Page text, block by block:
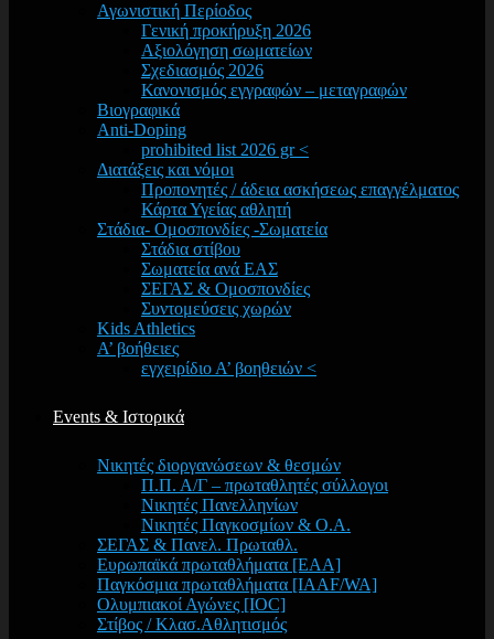
Αγωνιστική Περίοδος
Γενική προκήρυξη 2026
Αξιολόγηση σωματείων
Σχεδιασμός 2026
Κανονισμός εγγραφών – μεταγραφών
Βιογραφικά
Anti-Doping
prohibited list 2026 gr <
Διατάξεις και νόμοι
Προπονητές / άδεια ασκήσεως επαγγέλματος
Κάρτα Υγείας αθλητή
Στάδια- Ομοσπονδίες -Σωματεία
Στάδια στίβου
Σωματεία ανά ΕΑΣ
ΣΕΓΑΣ & Ομοσπονδίες
Συντομεύσεις χωρών
Kids Athletics
Α’ βοήθειες
εγχειρίδιο Α’ βοηθειών <
Events & Ιστορικά
Νικητές διοργανώσεων & θεσμών
Π.Π. Α/Γ – πρωταθλητές σύλλογοι
Νικητές Πανελληνίων
Νικητές Παγκοσμίων & Ο.Α.
ΣΕΓΑΣ & Πανελ. Πρωταθλ.
Ευρωπαϊκά πρωταθλήματα [EAA]
Παγκόσμια πρωταθλήματα [IAAF/WA]
Ολυμπιακοί Αγώνες [IOC]
Στίβος / Κλασ.Αθλητισμός